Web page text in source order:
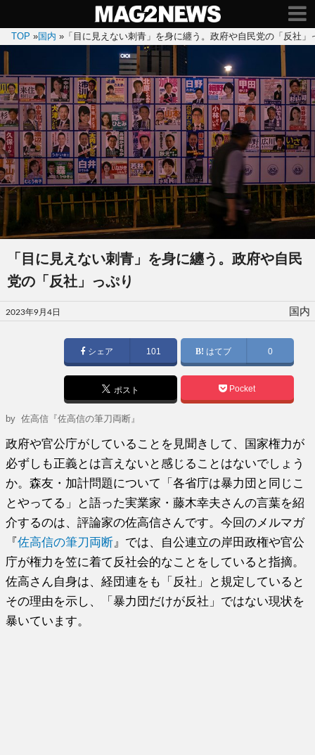
TOP »国内 » 「目に見えない刺青」を身に纏う。政府や自民党の「反社」
「目に見えない刺青」を身に纏う。政府や自民
党の「反社」っぷり
投
稿
2023年9月4日 国内
シェア 101 はてブ 0
ポスト Pocket
by佐高信『佐高信の筆刀両断』
政府や官公庁がしていることを見聞きして、国家権力が
必ずしも正義とは言えないと感じることはないでしょう
か。森友・加計問題について「各省庁は暴力団と同じこ
とやってる」と語った実業家・藤木幸夫さんの言葉を紹
介するのは、評論家の佐高信さんです。今回のメルマガ
『佐高信の筆刀両断 』では、自公連立の岸田政権や官公
庁が権力を笠に着て反社会的なことをしていると指摘。
佐高さん自身は、経団連をも「反社」と規定していると
その理由を示し、「暴力団だけが反社」ではない現状を
暴いています。